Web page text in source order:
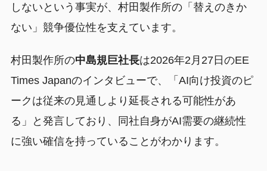
しないという事実が、村田製作所の「替えのきか
ない」競争優位性を支えています。
村田製作所の中島規巨社長は2026年2月27日のEE
Times Japanのインタビューで、「AI向け投資のピ
ークは従来の見通しより延長される可能性があ
る」と発言しており、同社自身がAI需要の継続性
に強い確信を持っていることがわかります。